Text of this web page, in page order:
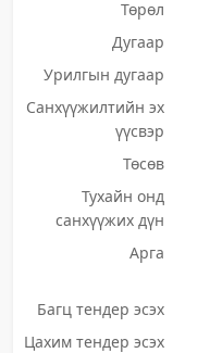
Төрөл
Дугаар
Урилгын дугаар
Санхүүжилтийн эх
үүсвэр
Төсөв
Тухайн онд
санхүүжих дүн
Арга
Багц тендер эсэх
Цахим тендер эсэх